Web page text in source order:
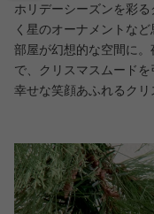
ホリデーシーズンを彩
く星のオーナメントな
部屋が幻想的な空間に
で、クリスマスムードを
幸せな笑顔あふれるクリ